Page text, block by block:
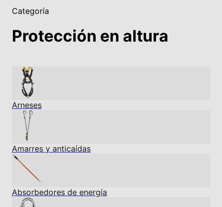
Categoría
Protección en altura
Arneses
Amarres y anticaídas
Absorbedores de energía